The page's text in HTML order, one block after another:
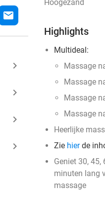
mail
keyboard_arrow_right
keyboard_arrow_right
keyboard_arrow_right
keyboard_arrow_right
Hoogezand
Highlights
Multideal:
Massage
Massage
Massage
Massage
Heerlijke
Zie hierde
Geniet 30,
minuten lang
massage